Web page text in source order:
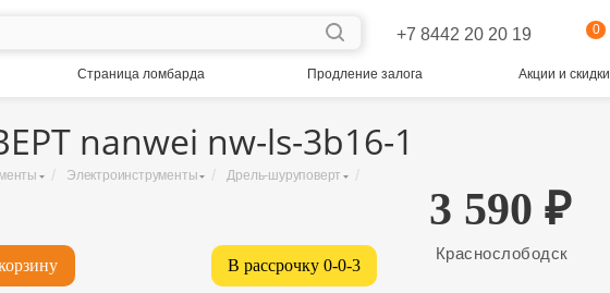
+7 8442 20 20 19 0
Страница ломбарда Продление залога Акции и скидки
nanwei nw-ls-3b16-1
/ Электроинструменты / Дрель-шуруповерт /
В рассрочку 0-0-3
3 590 ₽
Краснослободск